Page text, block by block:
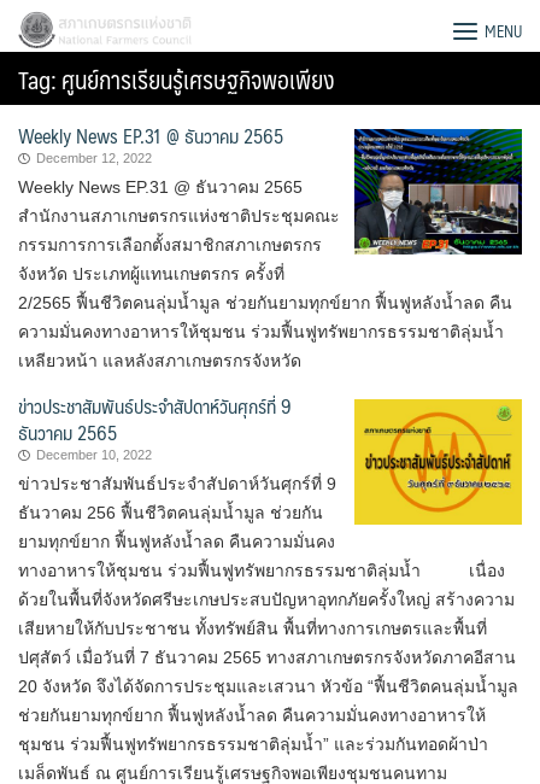
Skip
content
Search
for:
สภาเกษตรกรแห่งชาติ MENU
Tag:ศูนย์การเรียนรู้เศรษฐกิจพอเพียง
Weekly News EP.31 @ ธันวาคม 2565
December 12, 2022
Weekly News EP.31 @ ธันวาคม 2565
สำนักงานสภาเกษตรกรแห่งชาติประชุมคณะ
กรรมการการเลือกตั้งสมาชิกสภาเกษตรกร
จังหวัด ประเภทผู้แทนเกษตรกร ครั้งที่
2/2565 ฟื้นชีวิตคนลุ่มน้ำมูล ช่วยกันยามทุกข์ยาก ฟื้นฟูหลังน้ำลด คืน
ความมั่นคงทางอาหารให้ชุมชน ร่วมฟื้นฟูทรัพยากรธรรมชาติลุ่มน้ำ
เหลียวหน้า แลหลังสภาเกษตรกรจังหวัด
ข่าวประชาสัมพันธ์ประจำสัปดาห์วันศุกร์ที่ 9
ธันวาคม 2565
December 10, 2022
ข่าวประชาสัมพันธ์ประจำสัปดาห์วันศุกร์ที่ 9
ธันวาคม 256 ฟื้นชีวิตคนลุ่มน้ำมูล ช่วยกัน
ยามทุกข์ยาก ฟื้นฟูหลังน้ำลด คืนความมั่นคง
ทางอาหารให้ชุมชน ร่วมฟื้นฟูทรัพยากรธรรมชาติลุ่มน้ำ เนื่อง
ด้วยในพื้นที่จังหวัดศรีษะเกษประสบปัญหาอุทกภัยครั้งใหญ่ สร้างความ
เสียหายให้กับประชาชน ทั้งทรัพย์สิน พื้นที่ทางการเกษตรและพื้นที่
ปศุสัตว์ เมื่อวันที่ 7 ธันวาคม 2565 ทางสภาเกษตรกรจังหวัดภาคอีสาน
20 จังหวัด จึงได้จัดการประชุมและเสวนา หัวข้อ “ฟื้นชีวิตคนลุ่มน้ำมูล
ช่วยกันยามทุกข์ยาก ฟื้นฟูหลังน้ำลด คืนความมั่นคงทางอาหารให้
ชุมชน ร่วมฟื้นฟูทรัพยากรธรรมชาติลุ่มน้ำ” และร่วมกันทอดผ้าป่า
เมล็ดพันธ์ ณ ศูนย์การเรียนรู้เศรษฐกิจพอเพียงชุมชนคนทาม